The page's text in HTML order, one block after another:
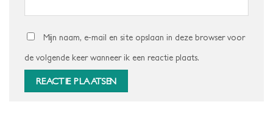
Mijn naam, e-mail en site opslaan in deze browser voor
de volgende keer wanneer ik een reactie plaats.